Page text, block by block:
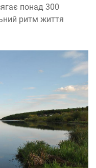
понад 300
ритм життя